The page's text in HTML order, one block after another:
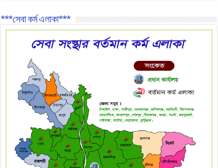
***সেবা কর্ম এলাকা***